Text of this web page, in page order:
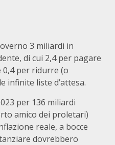
3 miliardi in
di cui 2,4 per pagare
per ridurre (o
infinite liste d’attesa.
per 136 miliardi
amico dei proletari)
reale, a bocce
dovrebbero